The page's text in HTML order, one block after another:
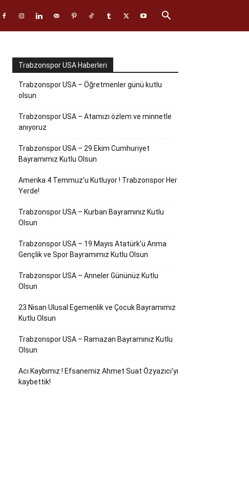
Trabzonspor USA Haberleri
Trabzonspor USA – Öğretmenler günü kutlu
olsun
Trabzonspor USA – Atamızı özlem ve minnetle
anıyoruz
Trabzonspor USA – 29 Ekim Cumhuriyet
Bayramımız Kutlu Olsun
Amerika 4 Temmuz’u Kutluyor ! Trabzonspor Her
Yerde!
Trabzonspor USA – Kurban Bayramınız Kutlu
Olsun
Trabzonspor USA – 19 Mayıs Atatürk’ü Anma
Gençlik ve Spor Bayramımız Kutlu Olsun
Trabzonspor USA – Anneler Gününüz Kutlu
Olsun
23 Nisan Ulusal Egemenlik ve Çocuk Bayramımız
Kutlu Olsun
Trabzonspor USA – Ramazan Bayramınız Kutlu
Olsun
Acı Kaybımız ! Efsanemiz Ahmet Suat Özyazıcı’yı
kaybettik!